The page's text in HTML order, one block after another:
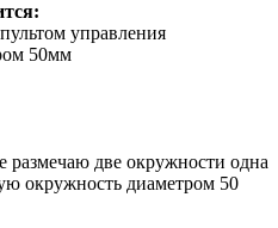
управления
50мм
размечаю две окружности одна
окружность диаметром 50